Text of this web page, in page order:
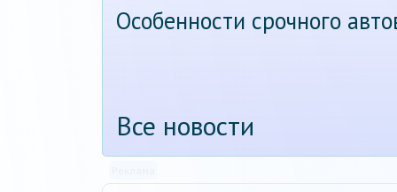
Особенности срочного
Все новости